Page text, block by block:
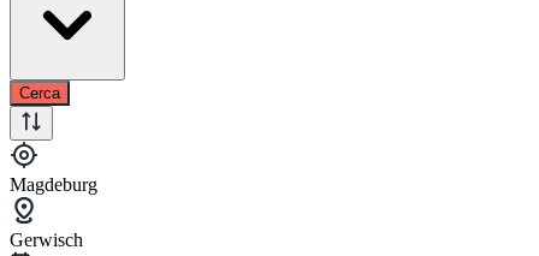
Cerca
Magdeburg
Gerwisch